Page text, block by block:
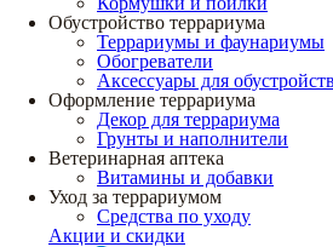
Обустройство террариума
Террариумы и фаунариумы
Обогреватели
Аксессуары для
Оформление террариума
Декор для террариума
Грунты и наполнители
Ветеринарная аптека
Витамины и добавки
Уход за террариумом
Средства по уходу
Акции и скидки